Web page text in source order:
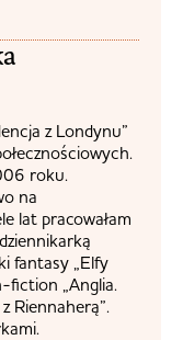
z Londynu”
roku.
na
lat pracowałam
fantasy „Elfy
fiction „Anglia.
Riennaherą”.